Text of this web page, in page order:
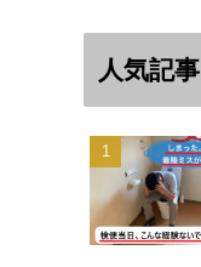
人気記事